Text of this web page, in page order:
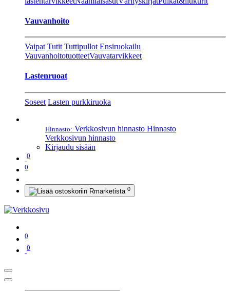
Vauvanhoito
Vaipat Tutit Tuttipullot Ensiruokailu
VauvanhoitotuotteetVauvatarvikkeet
Lastenruoat
Soseet Lasten purkkiruoka
Hinnasto: Verkkosivun hinnasto Hinnasto
Verkkosivun hinnasto
Kirjaudu sisään
0
0
0
0
0